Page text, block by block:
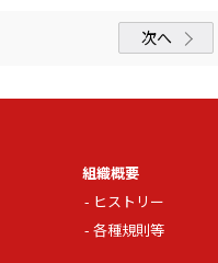
次へ
組織概要
ヒストリー
各種規則等